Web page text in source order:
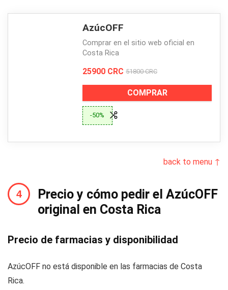
AzúcOFF
Comprar en el sitio web oficial en
Costa Rica
25900 CRC 51800 CRC
COMPRAR
-50%
back to menu ↑
Precio y cómo pedir el AzúcOFF
original en Costa Rica
Precio de farmacias y disponibilidad
AzúcOFF no está disponible en las farmacias de Costa
Rica.